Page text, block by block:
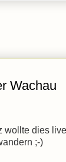
Wachau
wollte dies
;-)